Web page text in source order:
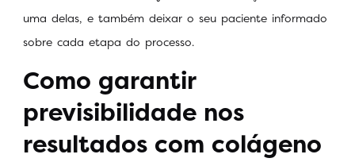
uma delas, e também deixar o seu paciente informado
sobre cada etapa do processo.
Como garantir
previsibilidade nos
resultados com colágeno